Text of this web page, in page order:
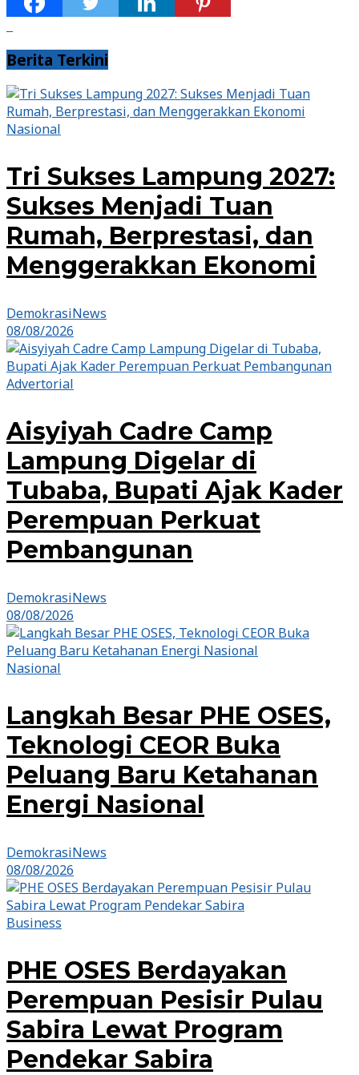
Berita Terkini
Nasional
Tri Sukses Lampung 2027:
Sukses Menjadi Tuan
Rumah, Berprestasi, dan
Menggerakkan Ekonomi
DemokrasiNews
08/08/2026
Advertorial
Aisyiyah Cadre Camp
Lampung Digelar di
Tubaba, Bupati Ajak Kader
Perempuan Perkuat
Pembangunan
DemokrasiNews
08/08/2026
Nasional
Langkah Besar PHE OSES,
Teknologi CEOR Buka
Peluang Baru Ketahanan
Energi Nasional
DemokrasiNews
08/08/2026
Business
PHE OSES Berdayakan
Perempuan Pesisir Pulau
Sabira Lewat Program
Pendekar Sabira